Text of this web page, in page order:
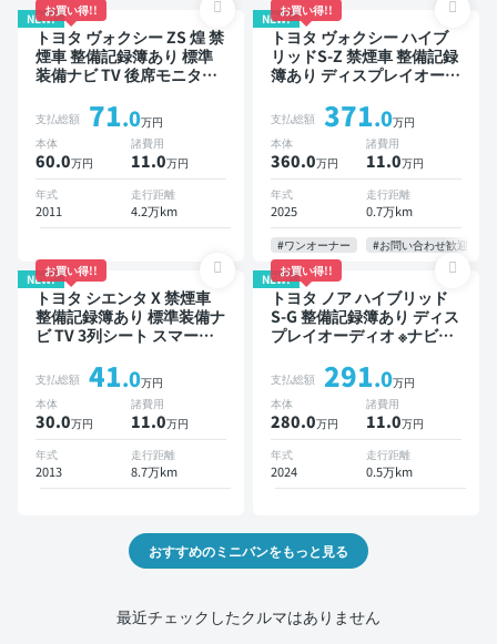
NEW!
お買い得!!
トヨタ ヴォクシー ZS 煌 禁
煙車 整備記録簿あり 標準
装備ナビ TV 後席モニター
ター 両側電動スライドドア
8人乗り
支払総額 71.0万円
本体
60.0万円
諸費用
11.0万円
年式
2011
走行距離
4.2万km
NEW!
お買い得!!
トヨタ ヴォクシー ハイブ
リッドS-Z 禁煙車 整備記録
簿あり ディスプレイオーデ
インドスポットモニター デ
ジタルインナーミラー オー
トクルーズ 3列シート スマ
ートキー ETC 電動バック
ドア バックモニター 全方
位カメラ ドライブレコーダ
ー 衝突軽減 両側電動スラ
イドドア 7人乗り
支払総額 371.0万円
本体
360.0万円
諸費用
11.0万円
年式
2025
走行距離
0.7万km
#ワンオーナー #お問い合わせ歓迎
NEW!
お買い得!!
トヨタ シエンタ X 禁煙車
整備記録簿あり 標準装備ナ
ビ TV 3列シート スマート
り
支払総額 41.0万円
本体
30.0万円
諸費用
11.0万円
年式
2013
走行距離
8.7万km
NEW!
お買い得!!
トヨタ ノア ハイブリッド
S-G 整備記録簿あり ディス
プレイオーディオ ※ナビキ
ズ 3列シート スマートキー
バックモニター ドライブレ
コーダー 衝突軽減 7人乗り
支払総額 291.0万円
本体
280.0万円
諸費用
11.0万円
年式
2024
走行距離
0.5万km
おすすめのミニバンをもっと見る
最近チェックしたクルマはありません